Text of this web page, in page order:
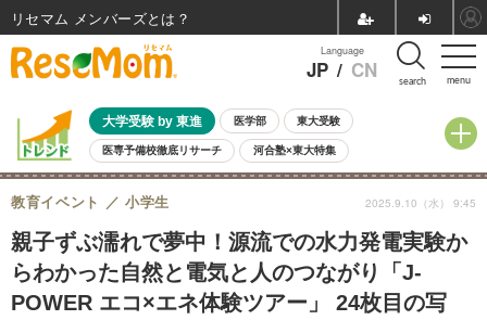
menu
Language
JP / CN search
大学受験 by 東進 医学部 東大受験
医専予備校徹底リサーチ 河合塾×東大特集
親子で考える大学選び 高校受験 中学受験 小学校受験
共通テスト 夏休み
8月開催イベント・WS 全国公立高校 過去問 人気記事
自由研究教材（小学生向け） 自由研究教材（中学生向け） ランキング
親子ずぶ濡れで夢中！源流での水力発電実験か
らわかった自然と電気と人のつながり「J-
POWER エコ×エネ体験ツアー」 24枚目の写
教育イベント 小学生 2025.9.10（水） 9:45
リセマム メンバーズ